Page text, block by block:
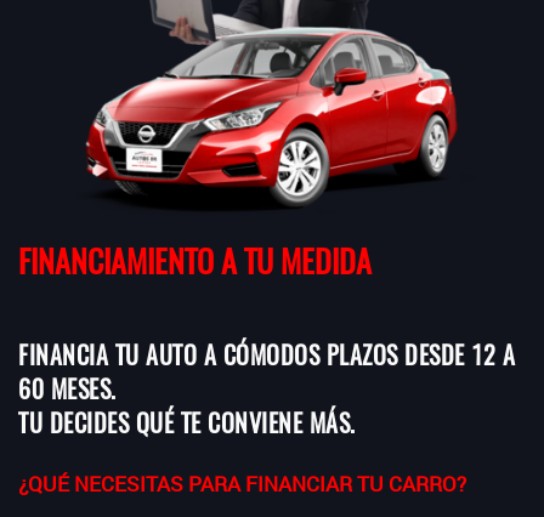
FINANCIAMIENTO A TU MEDIDA
FINANCIA TU AUTO A CÓMODOS PLAZOS DESDE 12 A
60 MESES.
TU DECIDES QUÉ TE CONVIENE MÁS.
¿QUÉ NECESITAS PARA FINANCIAR TU CARRO?